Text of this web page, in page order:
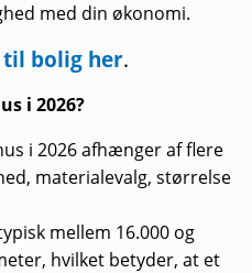
med din økonomi.
til bolig her.
i 2026?
i 2026 afhænger af flere
materialevalg, størrelse
mellem 16.000 og
hvilket betyder, at et